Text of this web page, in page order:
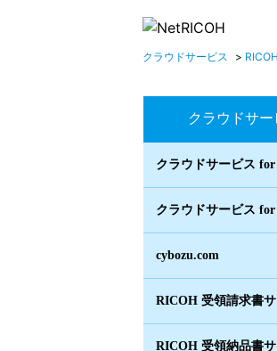
クラウドサービス >
クラウドサー
クラウドサービス
クラウドサービス
cybozu.com
RICOH 受領請求書
RICOH 受領納品書